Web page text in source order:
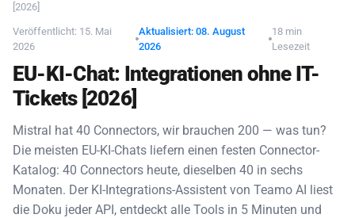
[2026]
Veröffentlicht: 15. Mai
2026
Aktualisiert: 08. August
2026
18 min
Lesezeit
EU-KI-Chat: Integrationen ohne IT-
Tickets [2026]
Mistral hat 40 Connectors, wir brauchen 200 — was tun?
Die meisten EU-KI-Chats liefern einen festen Connector-
Katalog: 40 Connectors heute, dieselben 40 in sechs
Monaten. Der KI-Integrations-Assistent von Teamo AI liest
die Doku jeder API, entdeckt alle Tools in 5 Minuten und